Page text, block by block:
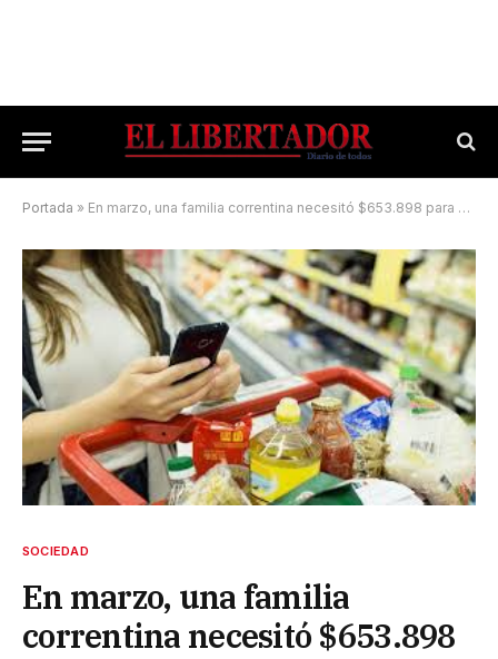
Portada » En marzo, una familia correntina necesitó $653.898 para no ser pobre
SOCIEDAD
En marzo, una familia
correntina necesitó $653.898